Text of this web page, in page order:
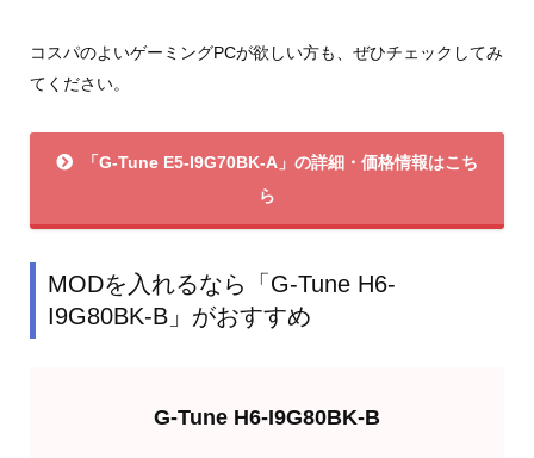
コスパのよいゲーミングPCが欲しい方も、ぜひチェックしてみ
てください。
「G-Tune E5-I9G70BK-A」の詳細・価格情報はこち
ら
MODを入れるなら「G-Tune H6-
I9G80BK-B」がおすすめ
G-Tune H6-I9G80BK-B